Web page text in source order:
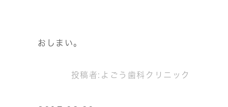
おしまい。
投稿者: よごう歯科クリニック